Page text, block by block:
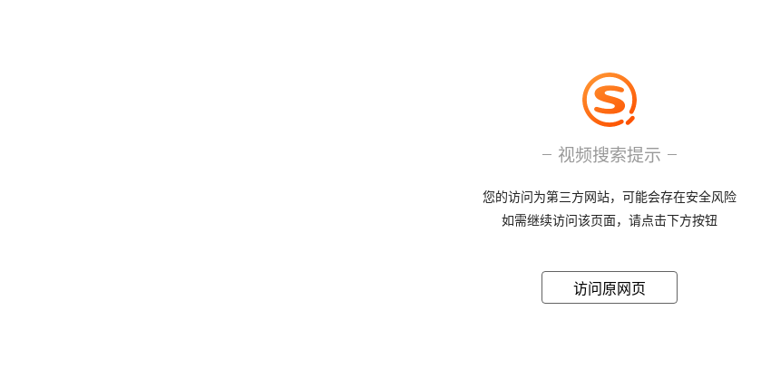
视频搜索提示
您的访问为第三方网站，可能会存在安全风险
如需继续访问该页面，请点击下方按钮
访问原网页